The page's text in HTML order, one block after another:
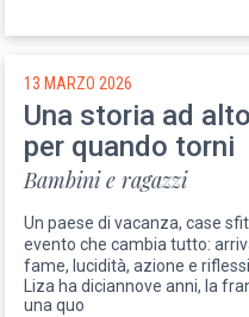
13 MARZO 2026
Una storia ad
per quando torni
Bambini e ragazzi
Un paese di vacanza, case
evento che cambia tutto:
fame, lucidità, azione e
Liza ha diciannove anni, la
una quo